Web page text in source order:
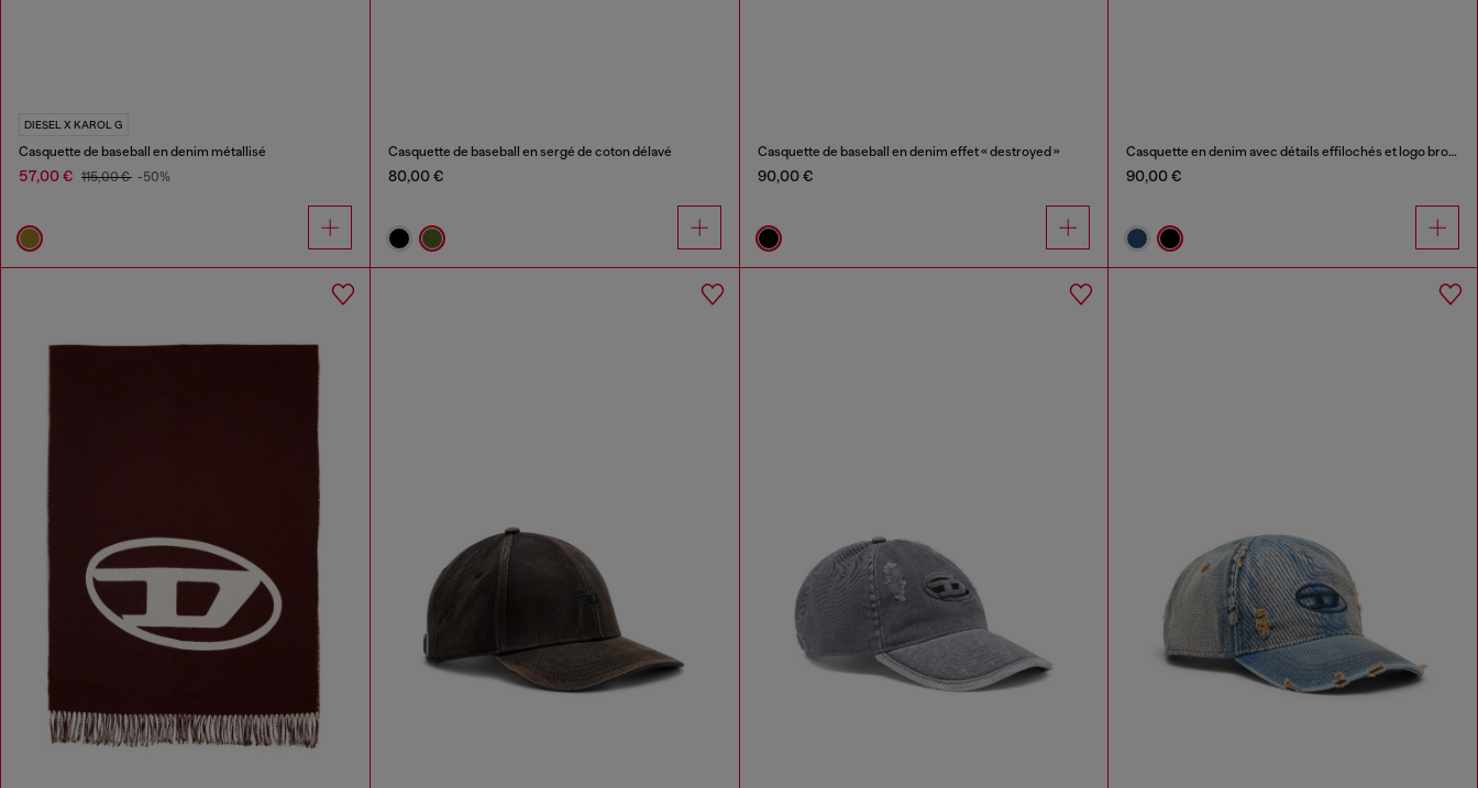
DIESEL X KAROL G
Casquette de baseball en denim métallisé
57,00 € 115,00 € -50%
Casquette de baseball en sergé de coton délavé
80,00 €
Casquette de baseball en denim effet « destroyed »
90,00 €
Casquette en denim avec détails effilochés et logo brodé
90,00 €